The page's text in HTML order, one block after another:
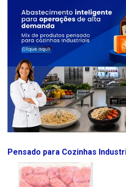
Pensado para Cozinhas